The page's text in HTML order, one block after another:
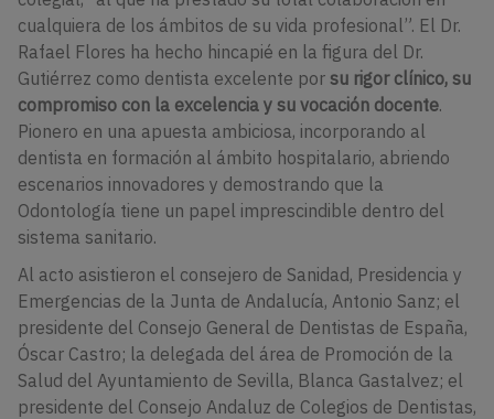
cualquiera de los ámbitos de su vida profesional”. El Dr.
Rafael Flores ha hecho hincapié en la figura del Dr.
Gutiérrez como dentista excelente por su rigor clínico, su
compromiso con la excelencia y su vocación docente.
Pionero en una apuesta ambiciosa, incorporando al
dentista en formación al ámbito hospitalario, abriendo
escenarios innovadores y demostrando que la
Odontología tiene un papel imprescindible dentro del
sistema sanitario.
Al acto asistieron el consejero de Sanidad, Presidencia y
Emergencias de la Junta de Andalucía, Antonio Sanz; el
presidente del Consejo General de Dentistas de España,
Óscar Castro; la delegada del área de Promoción de la
Salud del Ayuntamiento de Sevilla, Blanca Gastalvez; el
presidente del Consejo Andaluz de Colegios de Dentistas,